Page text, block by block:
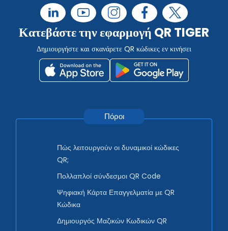
Κατεβάστε την εφαρμογή QR TIGER
Δημιουργήστε και σκανάρετε QR κώδικες εν κινήσει
Πόροι
Πώς λειτουργούν οι δυναμικοί κώδικες
QR;
Πολλαπλοί σύνδεσμοι QR Code
Ψηφιακή Κάρτα Επαγγελματία με QR
Κώδικα
Δημιουργός Μαζικών Κωδικών QR